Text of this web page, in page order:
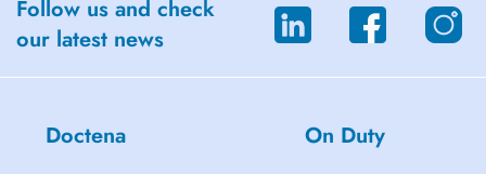
Follow us and check
our latest news
Doctena On Duty